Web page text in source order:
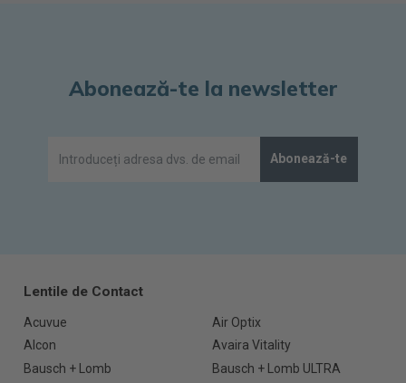
Abonează-te la newsletter
Abonează-te
Lentile de Contact
Acuvue
Air Optix
Alcon
Avaira Vitality
Bausch + Lomb
Bausch + Lomb ULTRA